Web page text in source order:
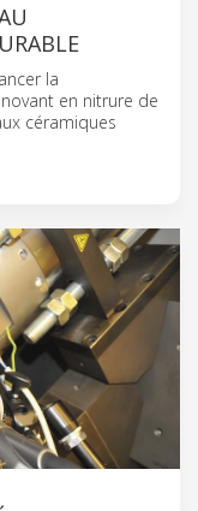
la
en nitrure de
céramiques